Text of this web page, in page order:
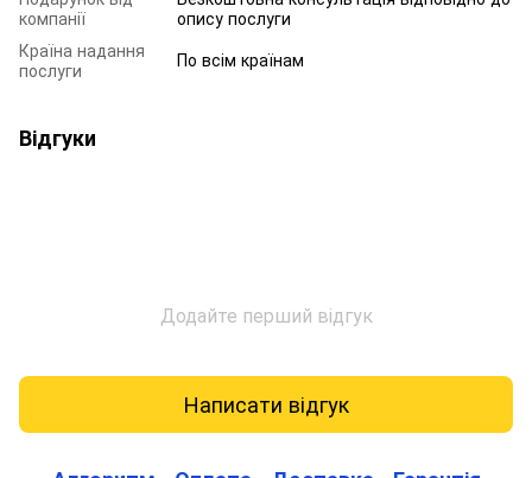
компанії
опису послуги
Країна надання
послуги
По всім країнам
Відгуки
Додайте перший відгук
Написати відгук